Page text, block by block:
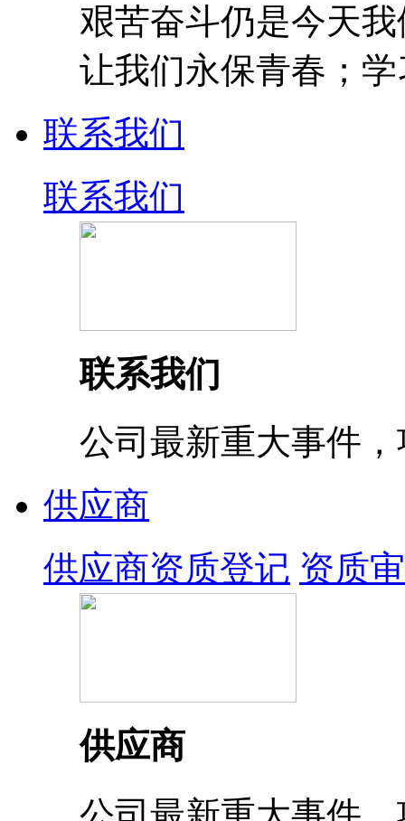
艰苦奋斗仍是今天
让我们永保青春；
联系我们
联系我们
联系我们
公司最新重大事件
供应商
供应商资质登记 资质
供应商